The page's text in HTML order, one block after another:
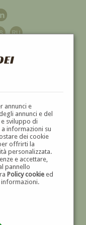
annunci e
annunci e del
sviluppo di
informazioni su
dei cookie
offrirti la
personalizzata.
e accettare,
pannello
Policy cookieed
E '900